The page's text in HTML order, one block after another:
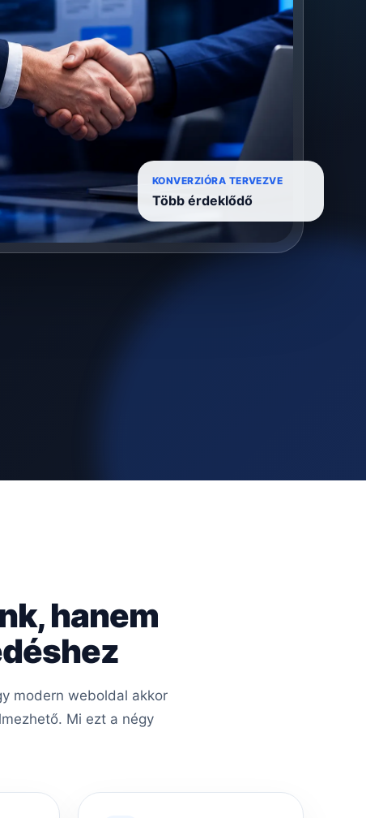
KONVERZIÓRA TERVEZVE
Több érdeklődő
hanem
modern weboldal akkor
Mi ezt a négy